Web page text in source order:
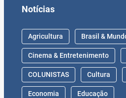
Notícias
Agricultura Brasil &
Cinema & Entretenimento
COLUNISTAS Cultura
Economia Educação